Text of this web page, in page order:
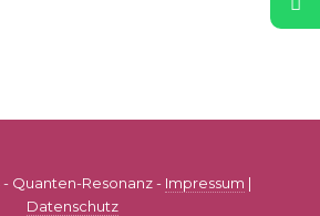
Quanten-Resonanz - Impressum |
Datenschutz